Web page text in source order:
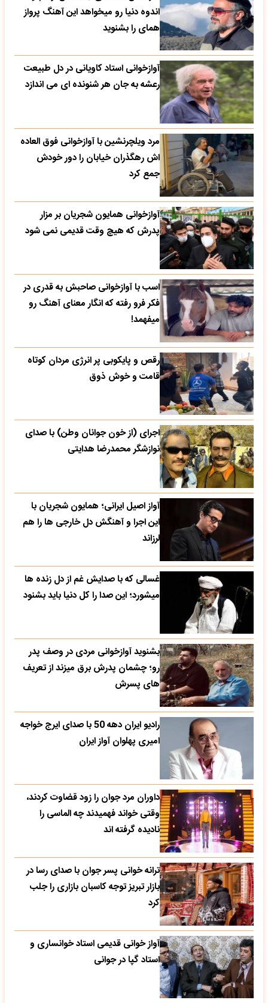
اندوه دنیا رو میخواهد این آهنگ پرواز
همای را بشنوید
آوازخوانی استاد کاویانی در دل طبیعت
رعشه به جان هر شنونده ای می اندازد
مرد ویلچرنشین با آوازخوانی فوق العاده
اش رهگذران خیابان را دور خودش
جمع کرد
آوازخوانی همایون شجریان بر مزار
پدرش که هیچ وقت قدیمی نمی شود
اسب با آوازخوانی صاحبش به قدری در
فکر فرو رفته که انگار معنای آهنگ رو
میفهمد!
رقص و پایکوبی پر انرژی مردان کوتاه
قامت و خوش ذوق
اجرای (از خون جوانان وطن) با صدای
نوازشگر محمدرضا هدایتی
آواز اصیل ایرانی؛ همایون شجریان با
این اجرا و آهنگش دل خارجی ها را هم
لرزاند
غسالی که با صدایش غم از دل زنده ها
میشورد؛ این صدا را کل دنیا باید بشنود
بشنوید آوازخوانی مردی در وصف پدر
رو؛ چشمان پدرش برق میزند از تعریف
های پسرش
رادیو ایران دهه 50 با صدای ایرج خواجه
امیری پهلوان آواز ایران
داوران مرد جوان را زود قضاوت کردند،
وقتی خواند فهمیدند چه الماسی را
نادیده گرفته اند
ترانه خوانی پسر جوان با صدای رسا در
بازار تبریز توجه کاسبان بازاری را جلب
کرد
آواز خوانی قدیمی استاد خوانساری و
استاد گپا در جوانی